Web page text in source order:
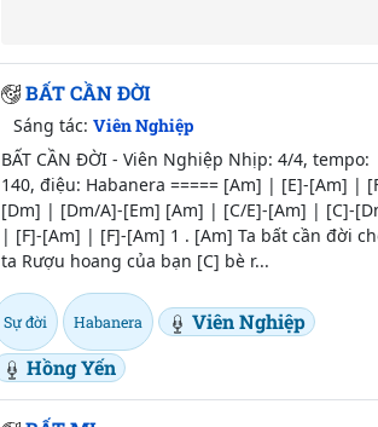
BẤT CẦN ĐỜI
Sáng tác:Viên Nghiệp
BẤT CẦN ĐỜI - Viên Nghiệp Nhịp: 4/4, tempo:
140, điệu: Habanera ===== [Am] | [E]-[Am] |
[Dm] | [Dm/A]-[Em] [Am] | [C/E]-[Am] | [C]-
| [F]-[Am] | [F]-[Am] 1 . [Am] Ta bất cần đời
ta Rượu hoang của bạn [C] bè r...
Sự đời Habanera
Viên Nghiệp
Hồng Yến